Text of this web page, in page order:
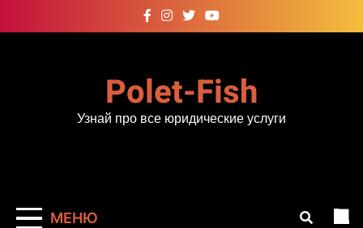
к
Polet-Fish
Узнай про все юридические услуги
МЕНЮ